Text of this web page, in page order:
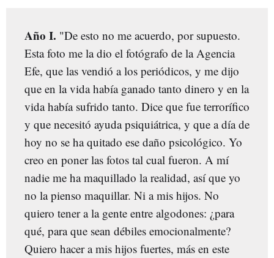
Año I. "De esto no me acuerdo, por supuesto.
Esta foto me la dio el fotógrafo de la Agencia
Efe, que las vendió a los periódicos, y me dijo
que en la vida había ganado tanto dinero y en la
vida había sufrido tanto. Dice que fue terrorífico
y que necesitó ayuda psiquiátrica, y que a día de
hoy no se ha quitado ese daño psicológico. Yo
creo en poner las fotos tal cual fueron. A mí
nadie me ha maquillado la realidad, así que yo
no la pienso maquillar. Ni a mis hijos. No
quiero tener a la gente entre algodones: ¿para
qué, para que sean débiles emocionalmente?
Quiero hacer a mis hijos fuertes, más en este